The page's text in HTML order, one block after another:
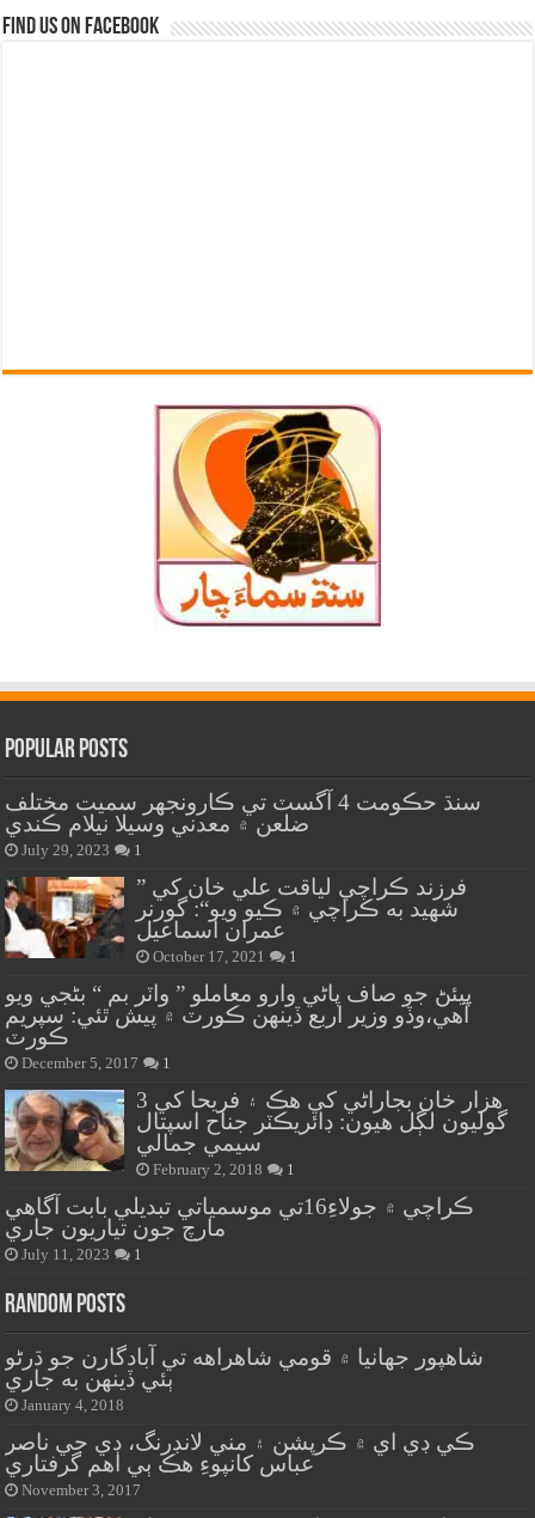
Find us on Facebook
Popular Posts
سنڌ حڪومت 4 آگسٽ تي ڪارونجهر سميت مختلف
ضلعن ۾ معدني وسيلا نيلام ڪندي
July 29, 2023 1
” فرزند ڪراچي لياقت علي خان کي
شهيد به ڪراچي ۾ ڪيو ويو“: گورنر
عمران اسماعيل
October 17, 2021 1
پيئڻ جو صاف پاڻي وارو معاملو ” واٽر بم “ بڻجي ويو
آهي،وڏو وزير اربع ڏينهن ڪورٽ ۾ پيش ٿئي: سپريم
ڪورٽ
December 5, 2017 1
هزار خان بجاراڻي کي هڪ ۽ فريحا کي 3
گوليون لڳل هيون: ڊائريڪٽر جناح اسپتال
سيمي جمالي
February 2, 2018 1
ڪراچي ۾ جولاءِ16تي موسمياتي تبديلي بابت آگاهي
مارچ جون تياريون جاري
July 11, 2023 1
Random Posts
شاهپور جهانيا ۾ قومي شاهراهه تي آبادگارن جو ڌرڻو
ٻئي ڏينهن به جاري
January 4, 2018
ڪي ڊي اي ۾ ڪرپشن ۽ مني لانڊرنگ، ڊي جي ناصر
عباس کانپوءِ هڪ ٻي اهم گرفتاري
November 3, 2017